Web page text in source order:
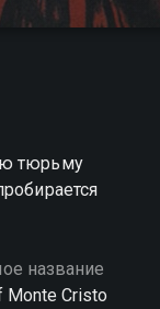
тюрьму
название
Monte Cristo